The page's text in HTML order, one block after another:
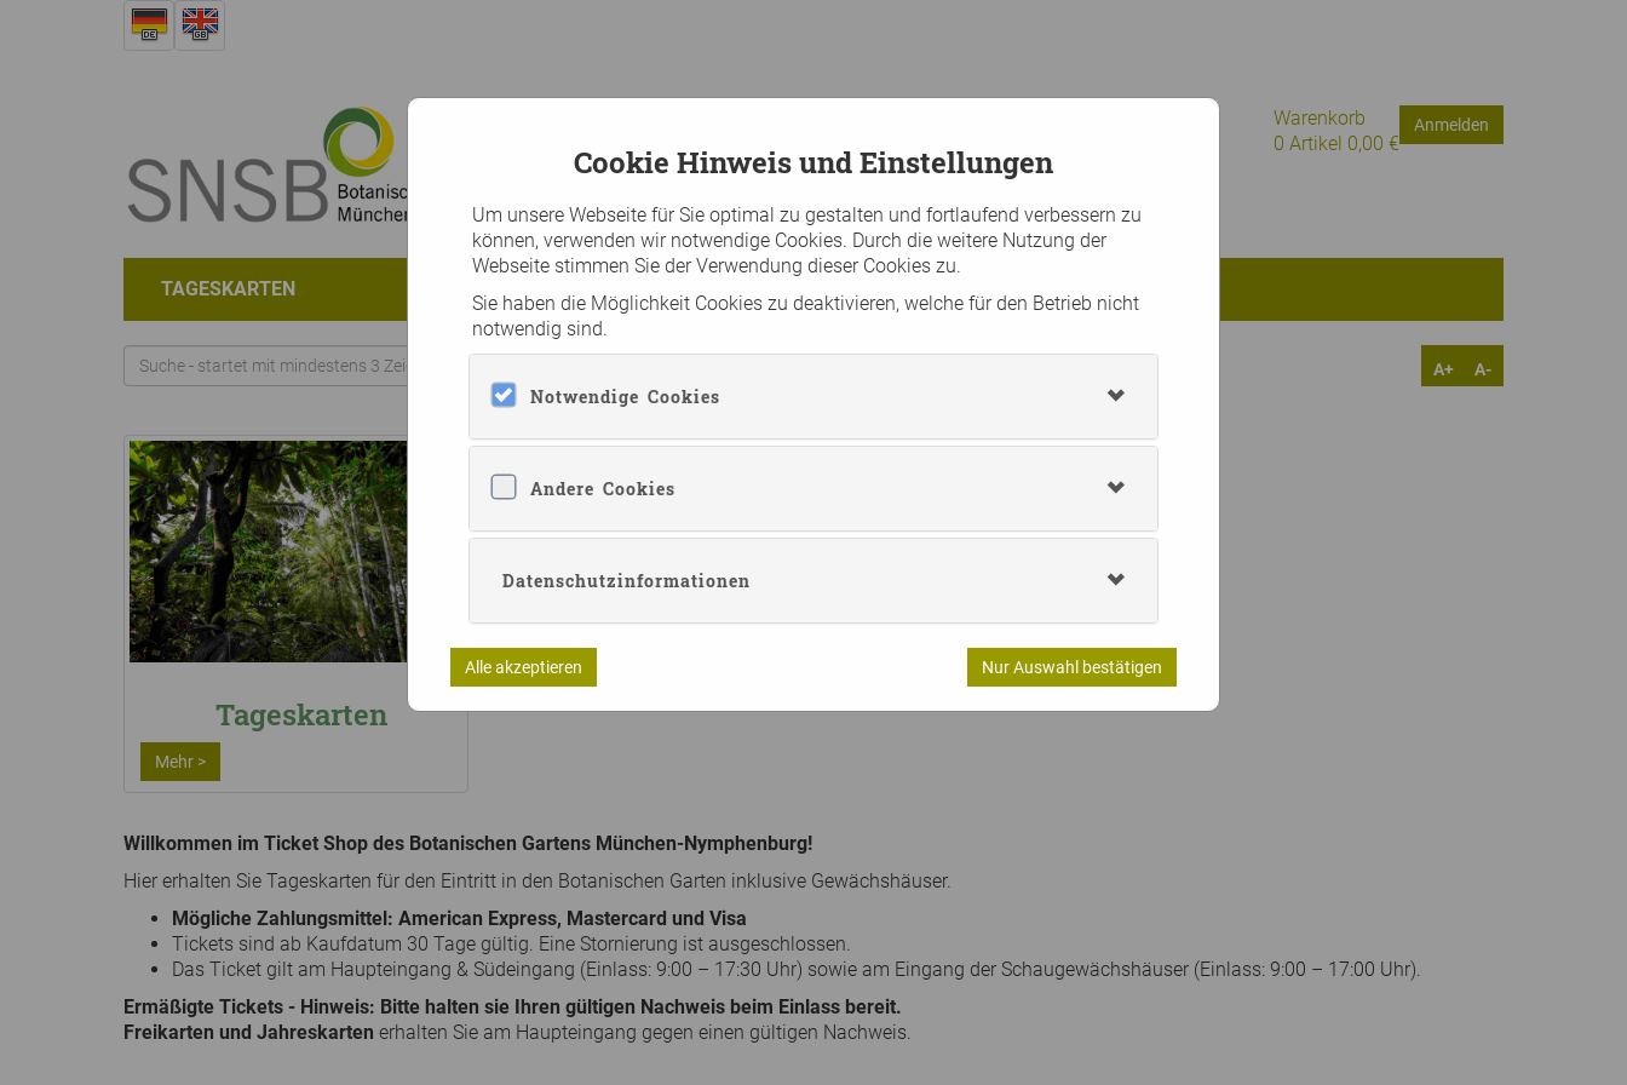
Cookie Hinweis und Einstellungen
Um unsere Webseite für Sie optimal zu gestalten und fortlaufend verbessern zu
können, verwenden wir notwendige Cookies. Durch die weitere Nutzung der
Webseite stimmen Sie der Verwendung dieser Cookies zu.
Sie haben die Möglichkeit Cookies zu deaktivieren, welche für den Betrieb nicht
notwendig sind.
Notwendige Cookies
Andere Cookies
Datenschutzinformationen
Alle akzeptieren Nur Auswahl bestätigen
Warenkorb
0 Artikel 0,00 €
Anmelden
TAGESKARTEN
A-
A+
Tageskarten
Mehr >
Willkommen im Ticket Shop des Botanischen Gartens München-Nymphenburg!
Hier erhalten Sie Tageskarten für den Eintritt in den Botanischen Garten inklusive Gewächshäuser.
Mögliche Zahlungsmittel: American Express, Mastercard und Visa
Tickets sind ab Kaufdatum 30 Tage gültig. Eine Stornierung ist ausgeschlossen.
Das Ticket gilt am Haupteingang & Südeingang (Einlass: 9:00 – 17:30 Uhr) sowie am Eingang der Schaugewächshäuser (Einlass: 9:00 – 17:00 Uhr).
Ermäßigte Tickets - Hinweis: Bitte halten sie Ihren gültigen Nachweis beim Einlass bereit.
Freikarten und Jahreskarten erhalten Sie am Haupteingang gegen einen gültigen Nachweis.